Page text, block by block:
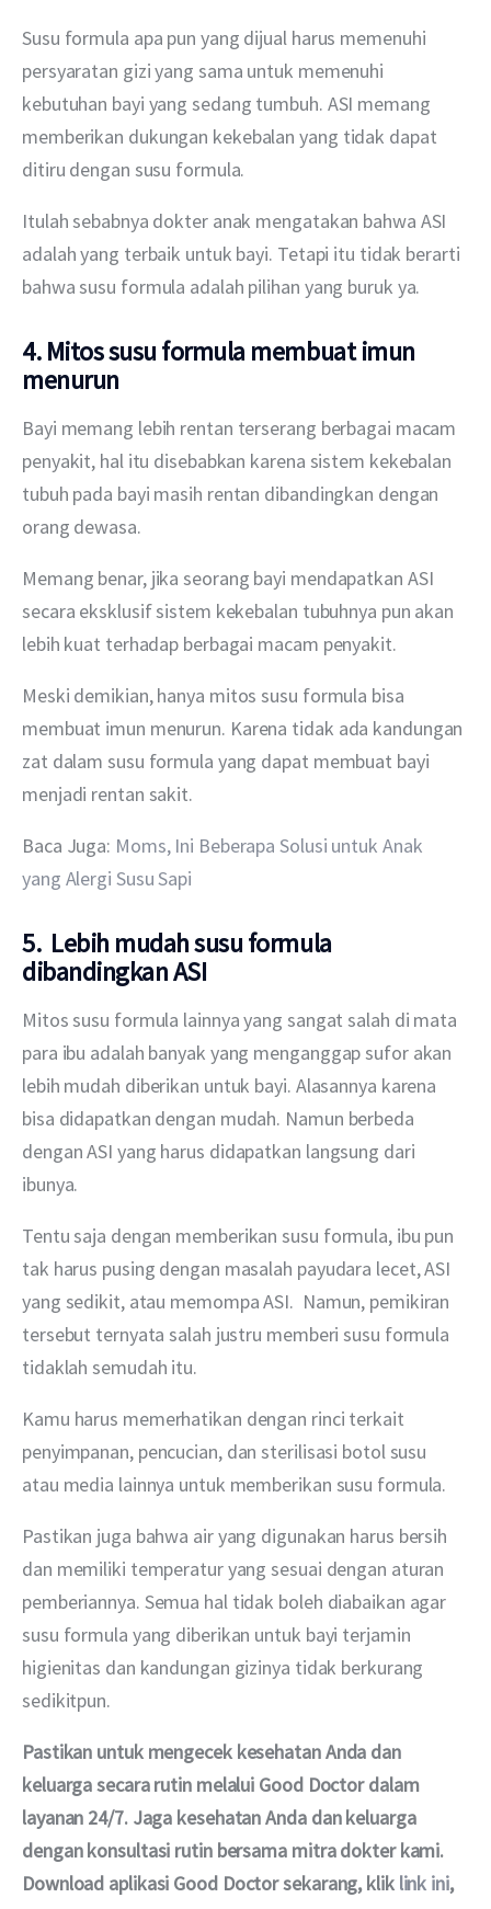
Susu formula apa pun yang dijual harus memenuhi
persyaratan gizi yang sama untuk memenuhi
kebutuhan bayi yang sedang tumbuh. ASI memang
memberikan dukungan kekebalan yang tidak dapat
ditiru dengan susu formula.
Itulah sebabnya dokter anak mengatakan bahwa ASI
adalah yang terbaik untuk bayi. Tetapi itu tidak berarti
bahwa susu formula adalah pilihan yang buruk ya.
4. Mitos susu formula membuat imun
menurun
Bayi memang lebih rentan terserang berbagai macam
penyakit, hal itu disebabkan karena sistem kekebalan
tubuh pada bayi masih rentan dibandingkan dengan
orang dewasa.
Memang benar, jika seorang bayi mendapatkan ASI
secara eksklusif sistem kekebalan tubuhnya pun akan
lebih kuat terhadap berbagai macam penyakit.
Meski demikian, hanya mitos susu formula bisa
membuat imun menurun. Karena tidak ada kandungan
zat dalam susu formula yang dapat membuat bayi
menjadi rentan sakit.
Baca Juga: Moms, Ini Beberapa Solusi untuk Anak
yang Alergi Susu Sapi
5. Lebih mudah susu formula
dibandingkan ASI
Mitos susu formula lainnya yang sangat salah di mata
para ibu adalah banyak yang menganggap sufor akan
lebih mudah diberikan untuk bayi. Alasannya karena
bisa didapatkan dengan mudah. Namun berbeda
dengan ASI yang harus didapatkan langsung dari
ibunya.
Tentu saja dengan memberikan susu formula, ibu pun
tak harus pusing dengan masalah payudara lecet, ASI
yang sedikit, atau memompa ASI.  Namun, pemikiran
tersebut ternyata salah justru memberi susu formula
tidaklah semudah itu.
Kamu harus memerhatikan dengan rinci terkait
penyimpanan, pencucian, dan sterilisasi botol susu
atau media lainnya untuk memberikan susu formula.
Pastikan juga bahwa air yang digunakan harus bersih
dan memiliki temperatur yang sesuai dengan aturan
pemberiannya. Semua hal tidak boleh diabaikan agar
susu formula yang diberikan untuk bayi terjamin
higienitas dan kandungan gizinya tidak berkurang
sedikitpun.
Pastikan untuk mengecek kesehatan Anda dan
keluarga secara rutin melalui Good Doctor dalam
layanan 24/7. Jaga kesehatan Anda dan keluarga
dengan konsultasi rutin bersama mitra dokter kami.
Download aplikasi Good Doctor sekarang, klik link ini,